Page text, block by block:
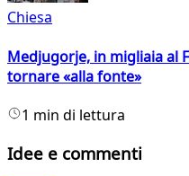
Chiesa
Medjugorje, in migliaia al
tornare «alla fonte»
1 min di lettura
Idee e commenti